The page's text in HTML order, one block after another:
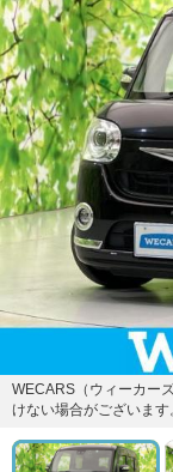
WECARS（ウィーカー
けない場合がございま